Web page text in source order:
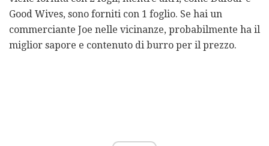
Good Wives, sono forniti con 1 foglio. Se hai un
commerciante Joe nelle vicinanze, probabilmente ha il
miglior sapore e contenuto di burro per il prezzo.